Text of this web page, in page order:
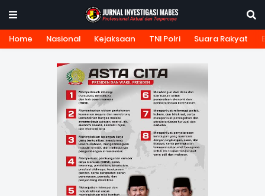
Home Nasional Kejaksaan TNI Polri Suara Rakyat